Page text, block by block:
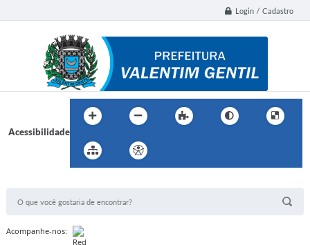
Login / Cadastro
Acessibilidade
Acompanhe-nos: